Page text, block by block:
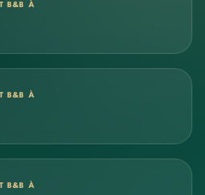
B&B À
B&B À
B&B À